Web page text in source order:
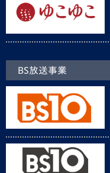
BS放送事業